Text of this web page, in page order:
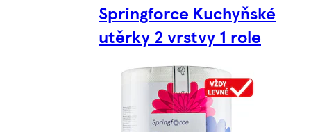
Springforce Kuchyňské
utěrky 2 vrstvy 1 role